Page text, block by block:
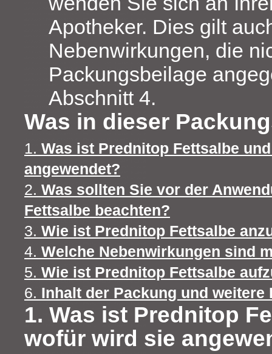
Apotheker. Dies gilt
Nebenwirkungen, die
Packungsbeilage
Abschnitt 4.
Was in dieser
1. Was ist Prednitop Fettsalbe
angewendet?
2. Was sollten Sie vor der
Fettsalbe beachten?
3. Wie ist Prednitop Fettsalbe
4. Welche Nebenwirkungen sind
5. Wie ist Prednitop Fettsalbe
6. Inhalt der Packung und weitere
1. Was ist Prednitop
wofür wird sie